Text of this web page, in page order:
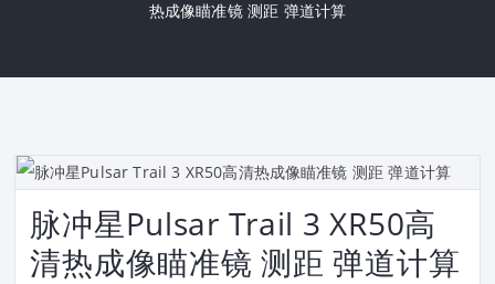
热成像瞄准镜 测距 弹道计算
脉冲星Pulsar Trail 3 XR50高
清热成像瞄准镜 测距 弹道计算